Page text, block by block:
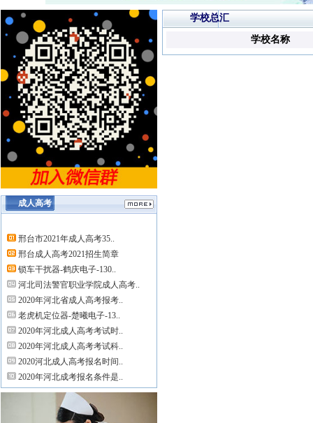
成人高考
邢台市2021年成人高考35..
邢台成人高考2021招生简章
锁车干扰器-鹤庆电子-130..
河北司法警官职业学院成人高考..
2020年河北省成人高考报考..
老虎机定位器-楚曦电子-13..
2020年河北成人高考考试时..
2020年河北成人高考考试科..
2020河北成人高考报名时间..
2020年河北成考报名条件是..
学校总汇
学校名称